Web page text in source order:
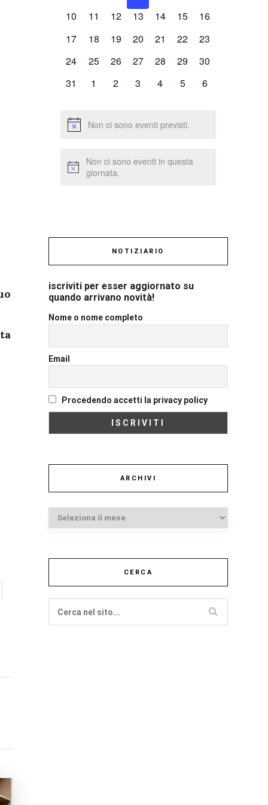
eventi,eventi,
0
10
0
11
0
12
0
13
0
14
0
15
0
16
0
17
0
18
0
19
0
20
0
21
0
22
0
23
0
24
0
25
0
26
0
27
0
28
0
29
0
30
0
31
0
1
0
2
0
3
0
4
0
5
0
6
Non ci sono eventi previsti.
Non ci sono eventi in questa
giornata.
NOTIZIARIO
iscriviti per esser aggiornato su
quando arrivano novità!
Nome o nome completo
Email
Procedendo accetti la privacy policy
ARCHIVI
Archivi
CERCA